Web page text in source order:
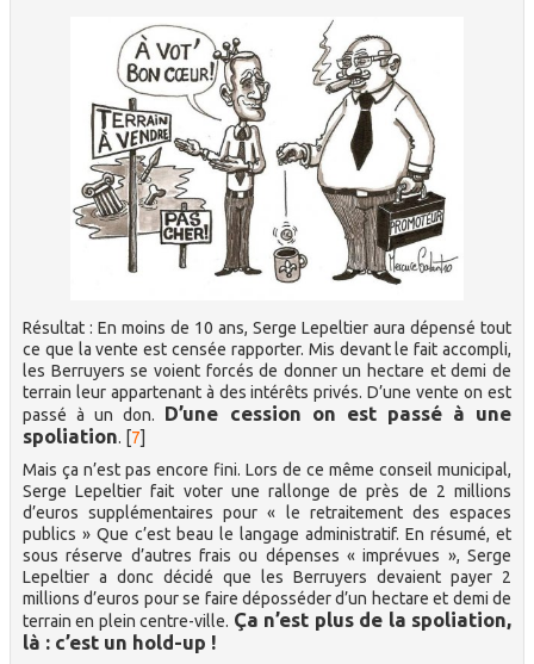
Résultat : En moins de 10 ans, Serge Lepeltier aura dépensé tout
ce que la vente est censée rapporter. Mis devant le fait accompli,
les Berruyers se voient forcés de donner un hectare et demi de
terrain leur appartenant à des intérêts privés. D’une vente on est
passé à un don. D’une cession on est passé à une
spoliation. [7]
Mais ça n’est pas encore fini. Lors de ce même conseil municipal,
Serge Lepeltier fait voter une rallonge de près de 2 millions
d’euros supplémentaires pour « le retraitement des espaces
publics » Que c’est beau le langage administratif. En résumé, et
sous réserve d’autres frais ou dépenses « imprévues », Serge
Lepeltier a donc décidé que les Berruyers devaient payer 2
millions d’euros pour se faire déposséder d’un hectare et demi de
terrain en plein centre-ville. Ça n’est plus de la spoliation,
là : c’est un hold-up !